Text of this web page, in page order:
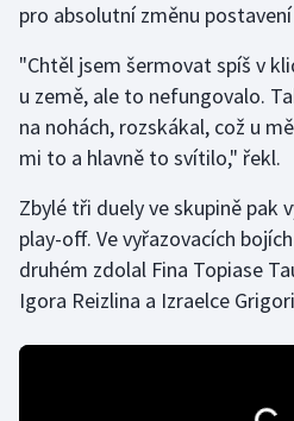
Lyže a snowboard
Moderní pětiboj
Motorsport
Olympijské hry
Parasport
Plavání
pro absolutní změnu
"Chtěl jsem šermovat spíš v
u země, ale to nefungovalo.
na nohách, rozskákal, což u
mi to a hlavně to svítilo," řekl.
Zbylé tři duely ve skupině pak
play-off. Ve vyřazovacích
druhém zdolal Fina Topiase
Igora Reizlina a Izraelce